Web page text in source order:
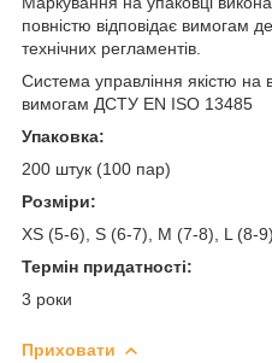
повністю відповідає вимогам
технічних регламентів.
Система управління якістю на
вимогам ДСТУ EN ISO 13485
Упаковка:
200 штук (100 пар)
Розміри:
XS (5-6), S (6-7), M (7-8), L (8-9)
Термін придатності:
3 роки
Приховати